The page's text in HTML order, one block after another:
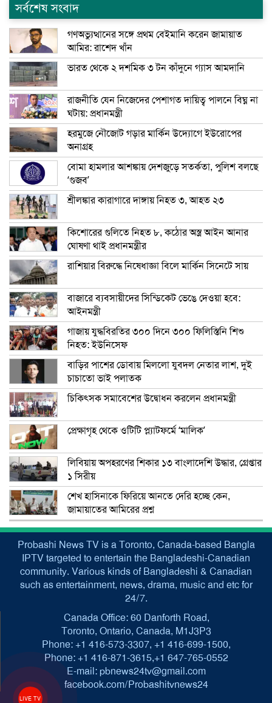
সর্বশেষ সংবাদ
গণঅভ্যুত্থানের সঙ্গে প্রথম বেইমানি করেন জামায়াত
আমির: রাশেদ খাঁন
ভারত থেকে ২ দশমিক ৩ টন কাঁদুনে গ্যাস আমদানি
রাজনীতি যেন নিজেদের পেশাগত দায়িত্ব পালনে বিঘ্ন না
ঘটায়: প্রধানমন্ত্রী
হরমুজে নৌজোট গড়ার মার্কিন উদ্যোগে ইউরোপের
অনাগ্রহ
বোমা হামলার আশঙ্কায় দেশজুড়ে সতর্কতা, পুলিশ বলছে
‘গুজব’
শ্রীলঙ্কার কারাগারে দাঙ্গায় নিহত ৩, আহত ২৩
কিশোরের গুলিতে নিহত ৮, কঠোর অস্ত্র আইন আনার
ঘোষণা থাই প্রধানমন্ত্রীর
রাশিয়ার বিরুদ্ধে নিষেধাজ্ঞা বিলে মার্কিন সিনেটে সায়
বাজারে ব্যবসায়ীদের সিন্ডিকেট ভেঙে দেওয়া হবে:
আইনমন্ত্রী
গাজায় যুদ্ধবিরতির ৩০০ দিনে ৩০০ ফিলিস্তিনি শিশু
নিহত: ইউনিসেফ
বাড়ির পাশের ডোবায় মিললো যুবদল নেতার লাশ, দুই
চাচাতো ভাই পলাতক
চিকিৎসক সমাবেশের উদ্বোধন করলেন প্রধানমন্ত্রী
প্রেক্ষাগৃহ থেকে ওটিটি প্ল্যাটফর্মে ‘মালিক’
লিবিয়ায় অপহরণের শিকার ১৩ বাংলাদেশি উদ্ধার, গ্রেপ্তার
১ সিরীয়
শেখ হাসিনাকে ফিরিয়ে আনতে দেরি হচ্ছে কেন,
জামায়াতের আমিরের প্রশ্ন
LIVE TV
Probashi News TV is a Toronto, Canada-based Bangla
IPTV targeted to entertain the Bangladeshi-Canadian
community. Various kinds of Bangladeshi & Canadian
such as entertainment, news, drama, music and etc for
24/7.
Canada Office: 60 Danforth Road,
Toronto, Ontario, Canada, M1J3P3
Phone: +1 416-573-3307, +1 416-699-1500,
Phone: +1 416-871-3615,+1 647-765-0552
E-mail: pbnews24tv@gmail.com
facebook.com/Probashitvnews24